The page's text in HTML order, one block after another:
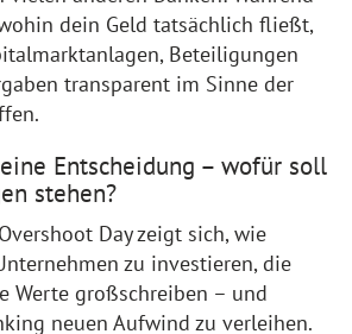
dein Geld tatsächlich fließt,
Beteiligungen
transparent im Sinne der
Entscheidung – wofür soll
stehen?
Day zeigt sich, wie
zu investieren, die
Werte großschreiben – und
neuen Aufwind zu verleihen.